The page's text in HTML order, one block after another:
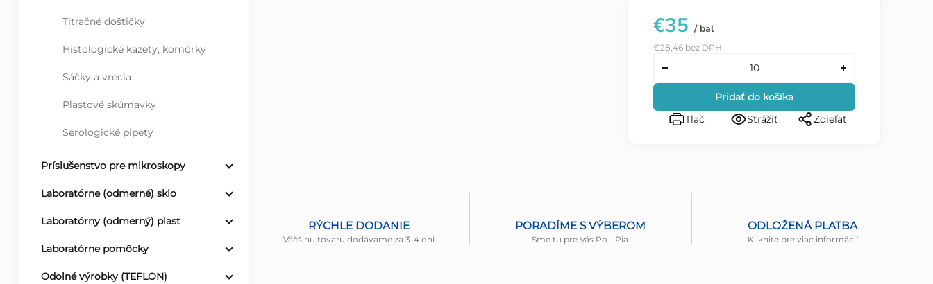
Titračné doštičky
Histologické kazety, komôrky
Sáčky a vrecia
Plastové skúmavky
Serologické pipety
Príslušenstvo pre mikroskopy
Laboratórne (odmerné) sklo
Laboratórny (odmerný) plast
Laboratórne pomôcky
Odolné výrobky (TEFLON)
€35 / bal
€28,46 bez DPH
Pridať do košíka
Tlač
Strážiť Zdieľať
RÝCHLE DODANIE
Väčšinu tovaru dodávame za 3-4 dni
PORADÍME S VÝBEROM
Sme tu pre Vás Po - Pia
ODLOŽENÁ PLATBA
Kliknite pre viac informácií